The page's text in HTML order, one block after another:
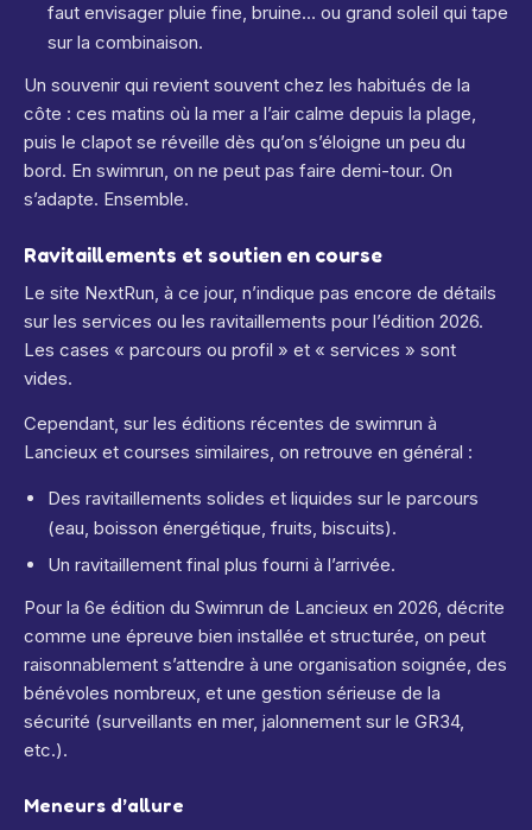
faut envisager pluie fine, bruine… ou grand soleil qui tape
sur la combinaison.
Un souvenir qui revient souvent chez les habitués de la
côte : ces matins où la mer a l’air calme depuis la plage,
puis le clapot se réveille dès qu’on s’éloigne un peu du
bord. En swimrun, on ne peut pas faire demi-tour. On
s’adapte. Ensemble.
Ravitaillements et soutien en course
Le site NextRun, à ce jour, n’indique pas encore de détails
sur les services ou les ravitaillements pour l’édition 2026.
Les cases « parcours ou profil » et « services » sont
vides.
Cependant, sur les éditions récentes de swimrun à
Lancieux et courses similaires, on retrouve en général :
Des ravitaillements solides et liquides sur le parcours
(eau, boisson énergétique, fruits, biscuits).
Un ravitaillement final plus fourni à l’arrivée.
Pour la 6e édition du Swimrun de Lancieux en 2026, décrite
comme une épreuve bien installée et structurée, on peut
raisonnablement s’attendre à une organisation soignée, des
bénévoles nombreux, et une gestion sérieuse de la
sécurité (surveillants en mer, jalonnement sur le GR34,
etc.).
Meneurs d’allure